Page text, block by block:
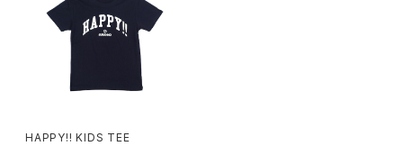
HAPPY!! KIDS TEE